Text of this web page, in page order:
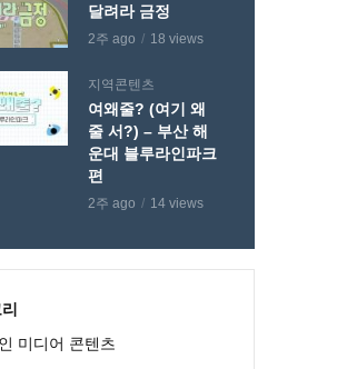
달려라 금정
2주 ago 18 views
지역콘텐츠
여왜줄? (여기 왜
줄 서?) – 부산 해
운대 블루라인파크
편
2주 ago 14 views
미디어 콘텐츠